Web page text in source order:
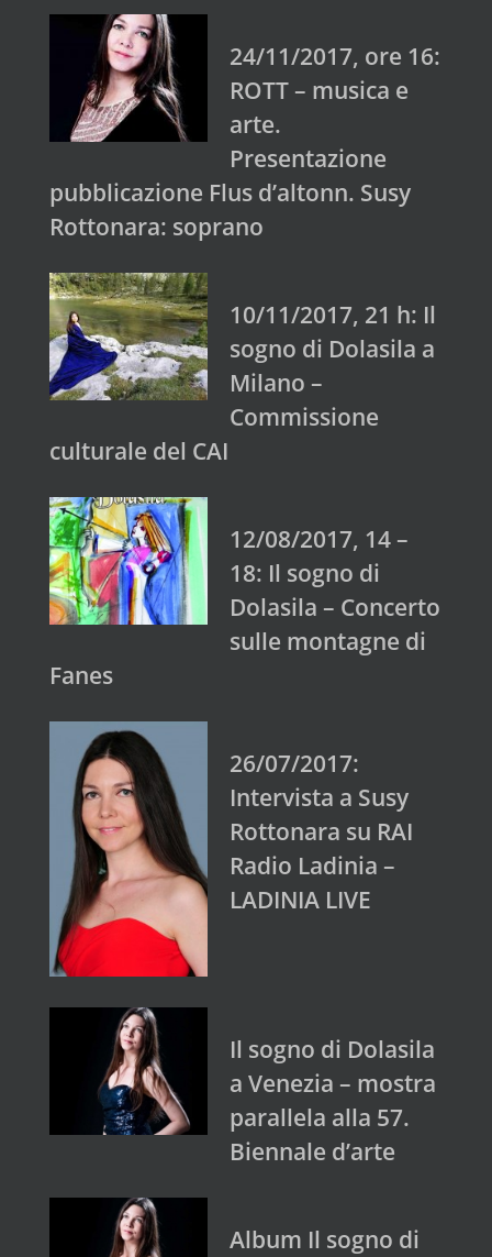
24/11/2017, ore 16:
ROTT – musica e
arte.
Presentazione
pubblicazione Flus d’altonn. Susy
Rottonara: soprano
10/11/2017, 21 h: Il
sogno di Dolasila a
Milano –
Commissione
culturale del CAI
12/08/2017, 14 –
18: Il sogno di
Dolasila – Concerto
sulle montagne di
Fanes
26/07/2017:
Intervista a Susy
Rottonara su RAI
Radio Ladinia –
LADINIA LIVE
Il sogno di Dolasila
a Venezia – mostra
parallela alla 57.
Biennale d’arte
Album Il sogno di